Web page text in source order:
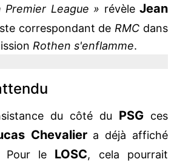
League » révèle Jean
correspondant de RMC dans
Rothen s'enflamme.
du côté du PSG ces
Chevaliera déjà affiché
Pour le LOSC, cela pourrait